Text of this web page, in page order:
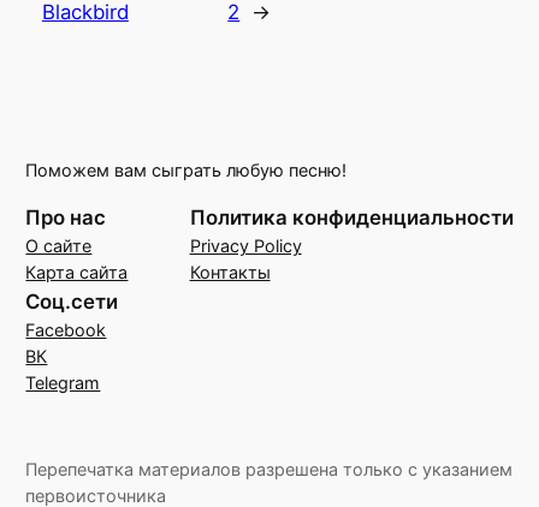
Blackbird
2
→
Поможем вам сыграть любую песню!
Про нас
О сайте
Карта сайта
Политика конфиденциальности
Privacy Policy
Контакты
Соц.сети
Facebook
ВК
Telegram
Перепечатка материалов разрешена только с указанием
первоисточника